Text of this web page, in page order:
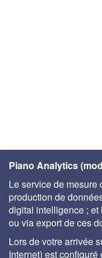
Piano Analytics
Le service de mesure
production de
digital intelligence ;
ou via export de ces
Lors de votre arrivée
Internet) est